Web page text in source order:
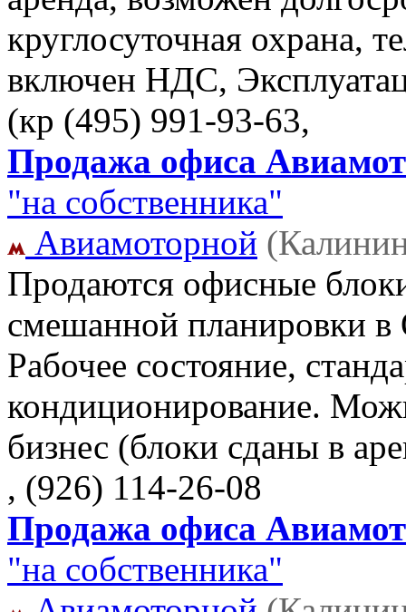
круглосуточная охрана,
включен НДС,
(кр (495) 991-93-63,
Продажа офиса
"на собственника"
Авиамоторной
Продаются офисные
смешанной планировки
Рабочее состояние,
кондиционирование.
бизнес (блоки сданы в
, (926) 114-26-08
Продажа офиса
"на собственника"